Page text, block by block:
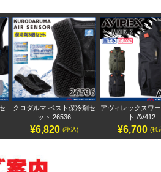
クロダルマ ベスト保冷剤セ
ット 26536
¥6,820 (税込)
アヴィレックスワ
ト AV412
¥6,700 (税